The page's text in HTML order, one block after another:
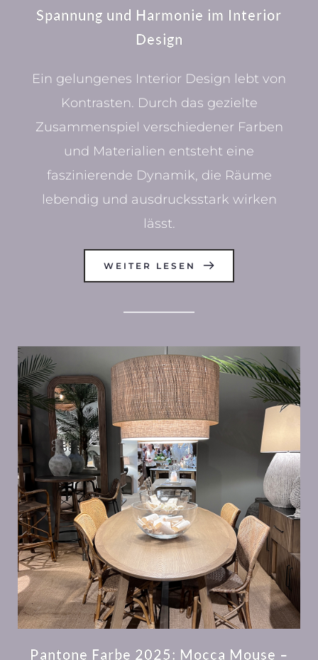
Spannung und Harmonie im Interior
Design
Ein gelungenes Interior Design lebt von
Kontrasten. Durch das gezielte
Zusammenspiel verschiedener Farben
und Materialien entsteht eine
faszinierende Dynamik, die Räume
lebendig und ausdrucksstark wirken
lässt.
WEITER LESEN
Pantone Farbe 2025: Mocca Mouse –